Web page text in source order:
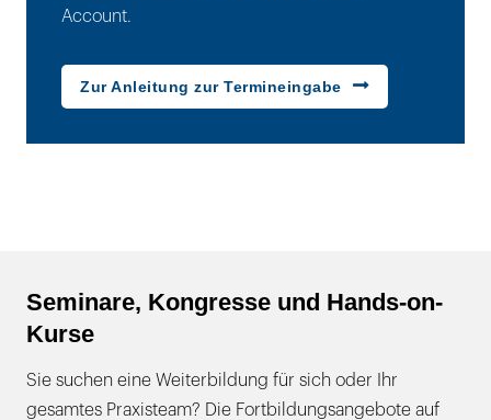
Account.
Zur Anleitung zur Termineingabe
Seminare, Kongresse und Hands-on-
Kurse
Sie suchen eine Weiterbildung für sich oder Ihr
gesamtes Praxisteam? Die Fortbildungsangebote auf